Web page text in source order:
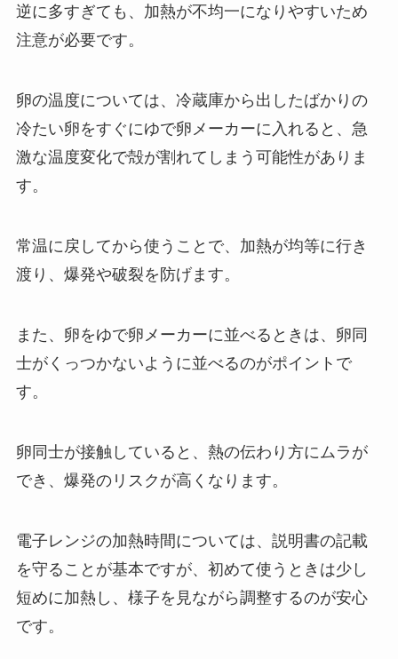
逆に多すぎても、加熱が不均一になりやすいため
注意が必要です。
卵の温度については、冷蔵庫から出したばかりの
冷たい卵をすぐにゆで卵メーカーに入れると、急
激な温度変化で殻が割れてしまう可能性がありま
す。
常温に戻してから使うことで、加熱が均等に行き
渡り、爆発や破裂を防げます。
また、卵をゆで卵メーカーに並べるときは、卵同
士がくっつかないように並べるのがポイントで
す。
卵同士が接触していると、熱の伝わり方にムラが
でき、爆発のリスクが高くなります。
電子レンジの加熱時間については、説明書の記載
を守ることが基本ですが、初めて使うときは少し
短めに加熱し、様子を見ながら調整するのが安心
です。